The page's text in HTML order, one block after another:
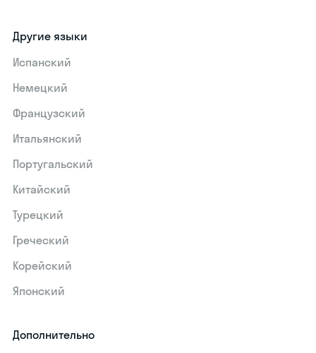
Другие языки
Испанский
Немецкий
Французский
Итальянский
Португальский
Китайский
Турецкий
Греческий
Корейский
Японский
Дополнительно